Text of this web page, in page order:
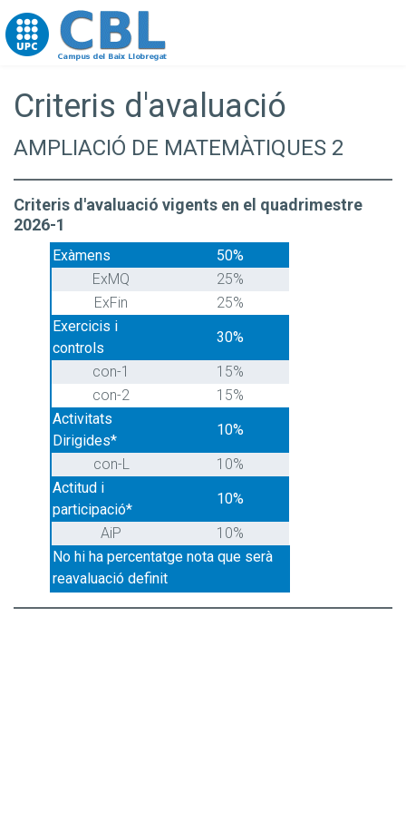
Go to upc.edu
Criteris d'avaluació
AMPLIACIÓ DE MATEMÀTIQUES 2
Criteris d'avaluació vigents en el quadrimestre
2026-1
Exàmens
50%
ExMQ
25%
ExFin
25%
Exercicis i
controls
30%
con-1
15%
con-2
15%
Activitats
Dirigides*
10%
con-L
10%
Actitud i
participació*
10%
AiP
10%
No hi ha percentatge nota que serà
reavaluació definit